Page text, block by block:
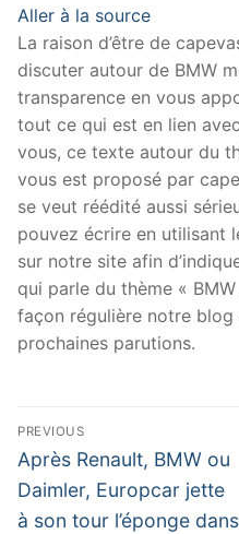
Aller à la source
La raison d’être de
discuter autour de BMW
transparence en vous
tout ce qui est en lien
vous, ce texte autour du
vous est proposé par
se veut réédité aussi
pouvez écrire en utilisant
sur notre site afin
qui parle du thème «
façon régulière notre
prochaines parutions.
Navigation
de
l’article
PREVIOUS
Previous
post:
Après Renault, BMW ou
Daimler, Europcar jette
à son tour l’éponge dans